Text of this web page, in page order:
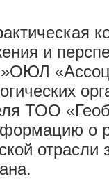
и
ТОО
о
отрасли